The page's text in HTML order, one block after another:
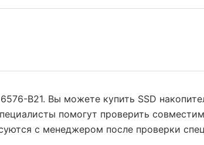
B21. Вы можете купить SSD
помогут проверить
с менеджером после проверки